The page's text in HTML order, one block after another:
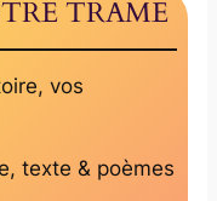
TRAME
vos
texte & poèmes